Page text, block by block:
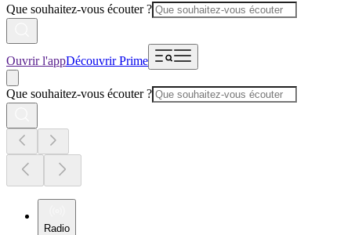
Que souhaitez-vous écouter ?
Ouvrir l'appDécouvrir Prime
Que souhaitez-vous écouter ?
Radio